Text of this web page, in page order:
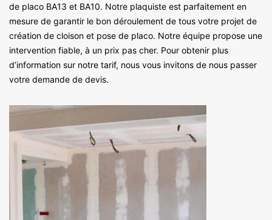
de placo BA13 et BA10. Notre plaquiste est parfaitement en
mesure de garantir le bon déroulement de tous votre projet de
création de cloison et pose de placo. Notre équipe propose une
intervention fiable, à un prix pas cher. Pour obtenir plus
d’information sur notre tarif, nous vous invitons de nous passer
votre demande de devis.